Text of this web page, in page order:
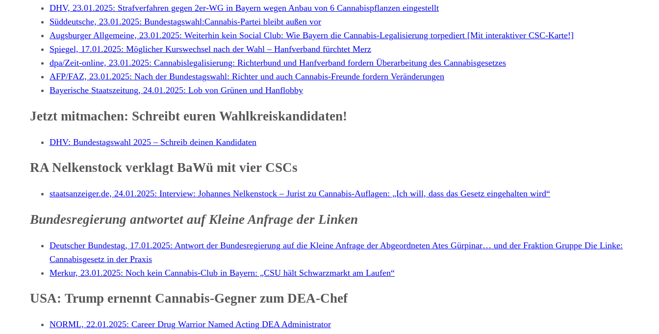
DHV, 23.01.2025: Strafverfahren gegen 2er-WG in Bayern wegen Anbau von 6 Cannabispflanzen eingestellt
Süddeutsche, 23.01.2025: Bundestagswahl:Cannabis-Partei bleibt außen vor
Augsburger Allgemeine, 23.01.2025: Weiterhin kein Social Club: Wie Bayern die Cannabis-Legalisierung torpediert [Mit interaktiver CSC-Karte!]
Spiegel, 17.01.2025: Möglicher Kurswechsel nach der Wahl – Hanfverband fürchtet Merz
dpa/Zeit-online, 23.01.2025: Cannabislegalisierung: Richterbund und Hanfverband fordern Überarbeitung des Cannabisgesetzes
AFP/FAZ, 23.01.2025: Nach der Bundestagswahl: Richter und auch Cannabis-Freunde fordern Veränderungen
Bayerische Staatszeitung, 24.01.2025: Lob von Grünen und Hanflobby
Jetzt mitmachen: Schreibt euren Wahlkreiskandidaten!
DHV: Bundestagswahl 2025 – Schreib deinen Kandidaten
RA Nelkenstock verklagt BaWü mit vier CSCs
staatsanzeiger.de, 24.01.2025: Interview: Johannes Nelkenstock – Jurist zu Cannabis-Auflagen: „Ich will, dass das Gesetz eingehalten wird“
Bundesregierung antwortet auf Kleine Anfrage der Linken
Deutscher Bundestag, 17.01.2025: Antwort der Bundesregierung auf die Kleine Anfrage der Abgeordneten Ates Gürpinar… und der Fraktion Gruppe Die Linke:
Cannabisgesetz in der Praxis
Merkur, 23.01.2025: Noch kein Cannabis-Club in Bayern: „CSU hält Schwarzmarkt am Laufen“
USA: Trump ernennt Cannabis-Gegner zum DEA-Chef
NORML, 22.01.2025: Career Drug Warrior Named Acting DEA Administrator